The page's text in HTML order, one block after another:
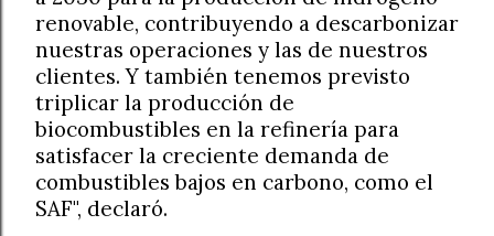
renovable, contribuyendo a descarbonizar
nuestras operaciones y las de nuestros
clientes. Y también tenemos previsto
triplicar la producción de
biocombustibles en la refinería para
satisfacer la creciente demanda de
combustibles bajos en carbono, como el
SAF", declaró.